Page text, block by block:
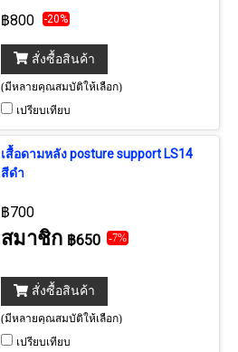
฿800 -20%
สั่งซื้อสินค้า
(มีหลายคุณสมบัติให้เลือก)
เปรียบเทียบ
เสื้อดามหลัง posture support LS14
สีดำ
฿700
สมาชิก ฿650 -7%
สั่งซื้อสินค้า
(มีหลายคุณสมบัติให้เลือก)
เปรียบเทียบ